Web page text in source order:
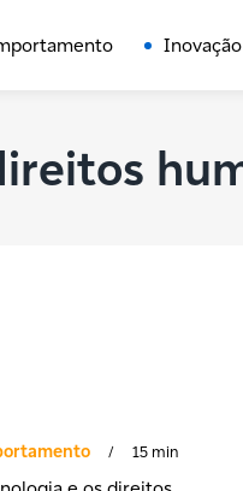
Inovação
/ 15 min